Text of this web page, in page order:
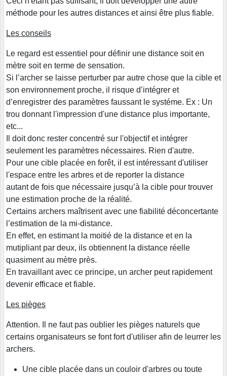
méthode pour les autres distances et ainsi être plus fiable.
Les conseils
Le regard est essentiel pour définir une distance soit en
mètre soit en terme de sensation.
Si l’archer se laisse perturber par autre chose que la cible et
son environnement proche, il risque d’intégrer et
d’enregistrer des paramètres faussant le systéme. Ex : Un
trou donnant l'impression d'une distance plus importante,
etc...
Il doit donc rester concentré sur l'objectif et intégrer
seulement les paramètres nécessaires. Rien d'autre.
Pour une cible placée en forêt, il est intéressant d'utiliser
l'espace entre les arbres et de reporter la distance
autant de fois que nécessaire jusqu’à la cible pour trouver
une estimation proche de la réalité.
Certains archers maîtrisent avec une fiabilité déconcertante
l’estimation de la mi-distance.
En effet, en estimant la moitié de la distance et en la
mutipliant par deux, ils obtiennent la distance réelle
quasiment au mètre près.
En travaillant avec ce principe, un archer peut rapidement
devenir efficace et fiable.
Les pièges
Attention. Il ne faut pas oublier les pièges naturels que
certains organisateurs se font fort d'utiliser afin de leurrer les
archers.
Une cible placée dans un couloir d'arbres ou toute